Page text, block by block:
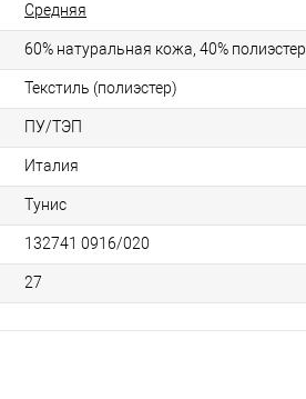
Средняя
60% натуральная кожа, 40% полиэстер
Текстиль (полиэстер)
ПУ/ТЭП
Италия
Тунис
132741 0916/020
27